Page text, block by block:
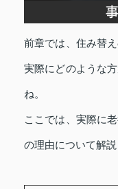
前章では、住み替
実際にどのような
ね。
ここでは、実際に
の理由について解説